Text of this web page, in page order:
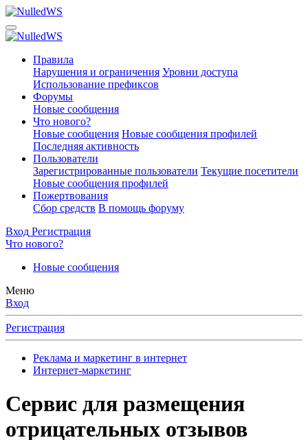
Правила
Нарушения и ограничения Уровни доступа
Использование префиксов
Форумы
Новые сообщения
Что нового?
Новые сообщения Новые сообщения профилей
Последняя активность
Пользователи
Зарегистрированные пользователи Текущие посетители
Новые сообщения профилей
Пожертвования
Сбор средств В помощь форуму
Вход Регистрация
Что нового?
Новые сообщения
Меню
Вход
Регистрация
Реклама и маркетинг в интернет
Интернет-маркетинг
Сервис для размещения
отрицательных отзывов